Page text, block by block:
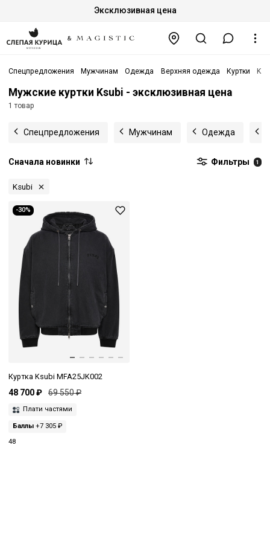
Эксклюзивная цена
Спецпредложения Мужчинам Одежда Верхняя одежда Куртки
Мужские куртки Ksubi - эксклюзивная цена
1 товар
Спецпредложения Мужчинам Одежда
Сначала новинки Фильтры 1
Ksubi
-30%
Куртка Ksubi MFA25JK002
48 700 ₽ 69 550 ₽
Плати частями
Баллы +7 305 ₽
48